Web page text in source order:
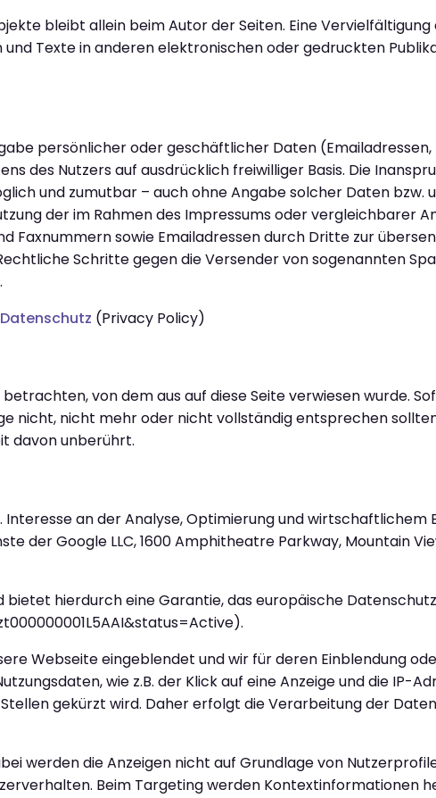
bleibt allein beim Autor der Seiten. Eine Vervielfältigung
Texte in anderen elektronischen oder gedruckten
persönlicher oder geschäftlicher Daten (Emailadressen,
des Nutzers auf ausdrücklich freiwilliger Basis. Die
und zumutbar – auch ohne Angabe solcher Daten bzw.
der im Rahmen des Impressums oder vergleichbarer
sowie Emailadressen durch Dritte zur
Schritte gegen die Versender von sogenannten
Datenschutz (Privacy Policy)
von dem aus auf diese Seite verwiesen wurde.
nicht, nicht mehr oder nicht vollständig entsprechen
davon unberührt.
an der Analyse, Optimierung und wirtschaftlichem
der Google LLC, 1600 Amphitheatre Parkway, Mountain
hierdurch eine Garantie, das europäische
Webseite eingeblendet und wir für deren Einblendung
wie z.B. der Klick auf eine Anzeige und die IP-
gekürzt wird. Daher erfolgt die Verarbeitung der
werden die Anzeigen nicht auf Grundlage von
Beim Targeting werden Kontextinformationen